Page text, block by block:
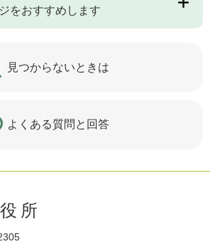
をおすすめします
見つからないときは
よくある質問と回答
所